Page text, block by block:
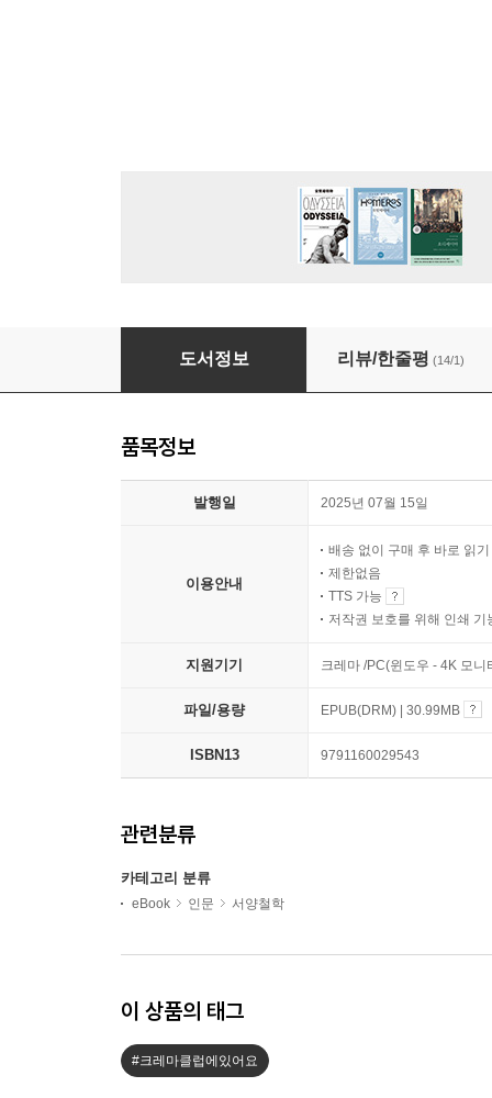
파스칼의 팡세
도서정보 리뷰/한줄평 (14/1)
품목정보
발행일 2025년 07월 15일
이용안내
배송 없이 구매 후 바로 읽기
제한없음
TTS 가능
저작권 보호를 위해 인쇄 기
지원기기 크레마 /PC(윈도우 - 4K 모
파일/용량 EPUB(DRM) | 30.99MB
ISBN13 9791160029543
관련분류
카테고리 분류
eBook 인문 서양철학
이 상품의 태그
#크레마클럽에있어요